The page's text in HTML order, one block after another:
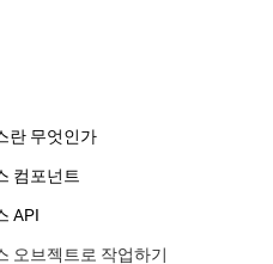
"Hello World"
을
여
드 베이스를 살펴보는데 관심
GitHub에서 보기
란 무엇인가
컴포넌트
API
오브젝트로 작업하기